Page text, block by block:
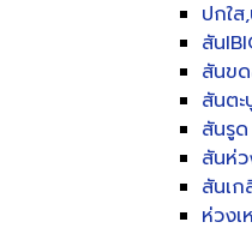
ปกใ
สัน
สันข
สันตะ
สันรูด
สันห่
สันเ
ห่วง